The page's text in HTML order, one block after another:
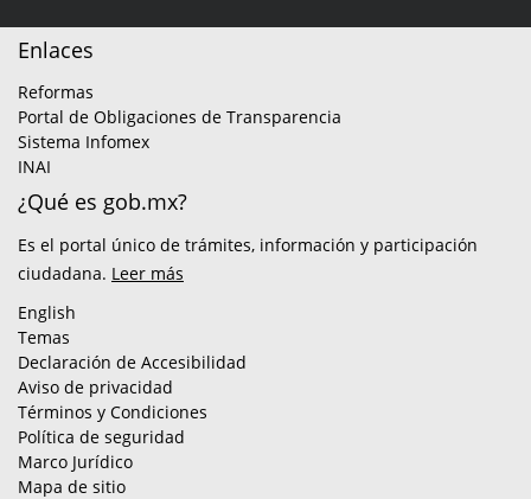
Enlaces
Reformas
Portal de Obligaciones de Transparencia
Sistema Infomex
INAI
¿Qué es gob.mx?
Es el portal único de trámites, información y participación
ciudadana. Leer más
English
Temas
Declaración de Accesibilidad
Aviso de privacidad
Términos y Condiciones
Política de seguridad
Marco Jurídico
Mapa de sitio